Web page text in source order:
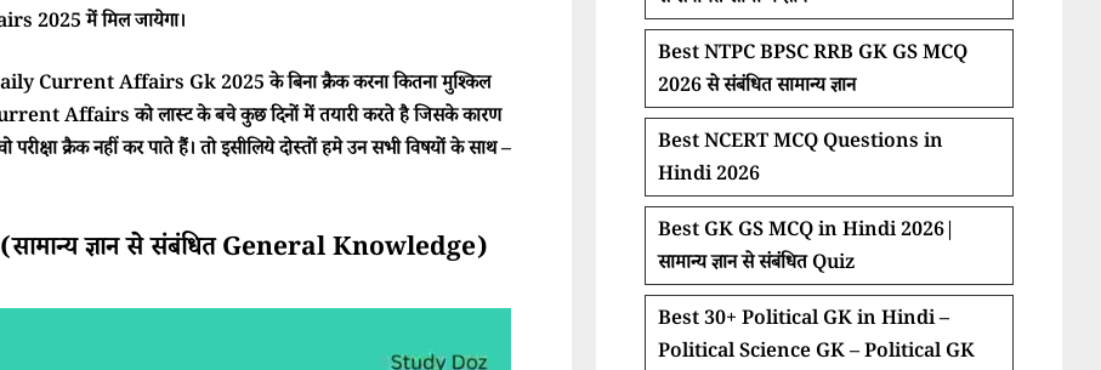
2025 में मिल जायेगा।
Daily Current Affairs Gk 2025 के बिना क्रैक करना कितना मुश्किल
Affairs को लास्ट के बचे कुछ दिनों में तयारी करते है जिसके कारण
क्रैक नहीं कर पाते हैं। तो इसीलिये दोस्तों हमे उन सभी विषयों के साथ –
ज्ञान से संबंधित General Knowledge)
Best NTPC BPSC RRB GK GS MCQ
2026 से संबंधित सामान्य ज्ञान
Best NCERT MCQ Questions in
Hindi 2026
Best GK GS MCQ in Hindi 2026|
सामान्य ज्ञान से संबंधित Quiz
Best 30+ Political GK in Hindi –
Political Science GK – Political GK